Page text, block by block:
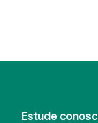
Estude